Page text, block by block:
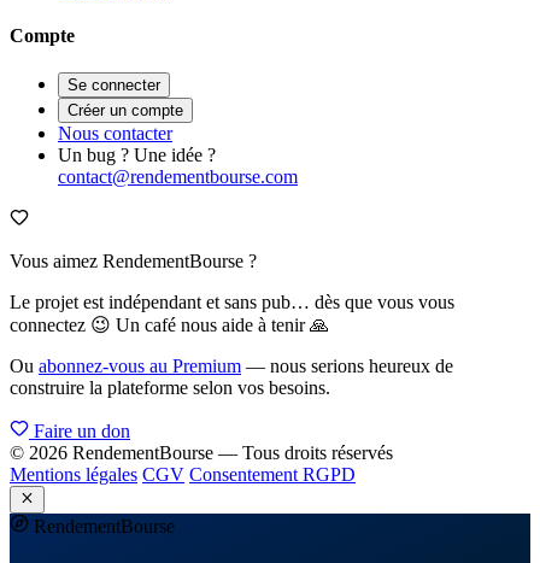
Compte
Se connecter
Créer un compte
Nous contacter
Un bug ? Une idée ?
contact@rendementbourse.com
Vous aimez RendementBourse ?
Le projet est indépendant et sans pub… dès que vous vous
connectez 😉 Un café nous aide à tenir 🙏
Ou abonnez-vous au Premium — nous serions heureux de
construire la plateforme selon vos besoins.
Faire un don
© 2026 RendementBourse — Tous droits réservés
Mentions légales CGV Consentement RGPD
RendementBourse